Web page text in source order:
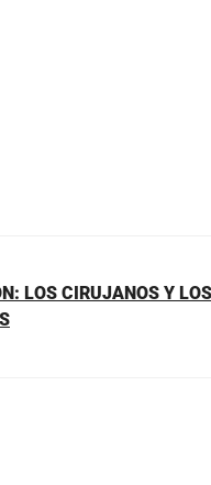
LOS CIRUJANOS Y